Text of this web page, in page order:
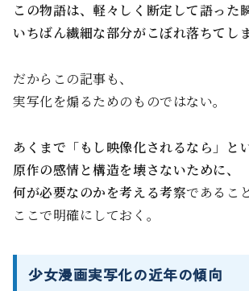
この物語は、軽々しく断定して語った
いちばん繊細な部分がこぼれ落ちてしま
だからこの記事も、
実写化を煽るためのものではない。
あくまで「もし映像化されるなら」と
原作の感情と構造を壊さないために、
何が必要なのかを考える考察であるこ
ここで明確にしておく。
少女漫画実写化の近年の傾向